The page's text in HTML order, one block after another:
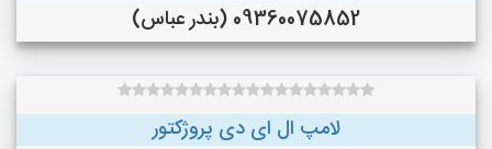
09360075852 (بندر عباس)
لامپ ال ای دی پروژکتور